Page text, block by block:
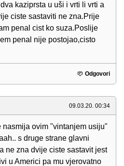
kaziprsta u uši i vrti li vrti a
ciste sastaviti ne zna.Prije
penal cist ko suza.Poslije
penal nije postojao,cisto
Odgovori
09.03.20. 00:34
nasmija ovim "vintanjem usiju"
s druge strane glavni
ne zna dvije ciste sastavit jest
u Americi pa mu vjerovatno